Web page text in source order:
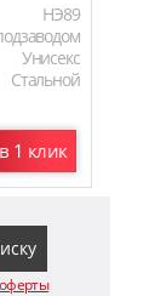
HЭ89
Унисекс
Стальной
1 клик